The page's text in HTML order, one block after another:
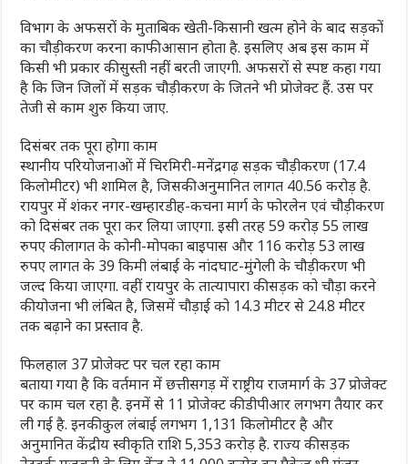
विभाग के अफसरों के मुताबिक खेती-किसानी खत्म होने के बाद सड़कों
का चौड़ीकरण करना काफी आसान होता है. इसलिए अब इस काम में
किसी भी प्रकार की सुस्ती नहीं बरती जाएगी. अफसरों से स्पष्ट कहा गया
है कि जिन जिलों में सड़क चौड़ीकरण के जितने भी प्रोजेक्ट हैं. उस पर
तेजी से काम शुरु किया जाए.
दिसंबर तक पूरा होगा काम
स्थानीय परियोजनाओं में चिरमिरी-मनेंद्रगढ़ सड़क चौड़ीकरण (17.4
किलोमीटर) भी शामिल है, जिसकी अनुमानित लागत 40.56 करोड़ है.
रायपुर में शंकर नगर-खम्हारडीह-कचना मार्ग के फोरलेन एवं चौड़ीकरण
को दिसंबर तक पूरा कर लिया जाएगा. इसी तरह 59 करोड़ 55 लाख
रुपए की लागत के कोनी-मोपका बाइपास और 116 करोड़ 53 लाख
रुपए लागत के 39 किमी लंबाई के नांदघाट-मुंगेली के चौड़ीकरण भी
जल्द किया जाएगा. वहीं रायपुर के तात्यापारा की सड़क को चौड़ा करने
की योजना भी लंबित है, जिसमें चौड़ाई को 14.3 मीटर से 24.8 मीटर
तक बढ़ाने का प्रस्ताव है.
फिलहाल 37 प्रोजेक्ट पर चल रहा काम
बताया गया है कि वर्तमान में छत्तीसगड़ में राष्ट्रीय राजमार्ग के 37 प्रोजेक्ट
पर काम चल रहा है. इनमें से 11 प्रोजेक्ट की डीपीआर लगभग तैयार कर
ली गई है. इनकी कुल लंबाई लगभग 1,131 किलोमीटर है और
अनुमानित केंद्रीय स्वीकृति राशि 5,353 करोड़ है. राज्य की सड़क